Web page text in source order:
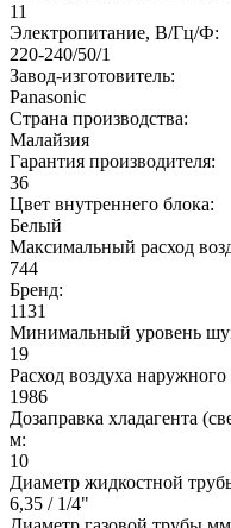
11
Электропитание, В/Гц/Ф:
220-240/50/1
Завод-изготовитель:
Panasonic
Страна производства:
Малайзия
Гарантия производителя:
36
Цвет внутреннего блока:
Белый
Максимальный расход
744
Бренд:
1131
Минимальный уровень
19
Расход воздуха наружного
1986
Дозаправка хладагента
м:
10
Диаметр жидкостной
6,35 / 1/4"